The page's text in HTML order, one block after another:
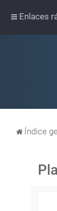
Enlaces
Índice